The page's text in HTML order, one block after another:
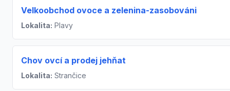
Velkoobchod ovoce a zelenina-zasobováni
Lokalita: Plavy
Chov ovcí a prodej jehňat
Lokalita: Strančice